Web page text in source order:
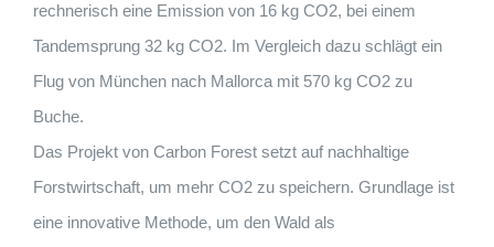
rechnerisch eine Emission von 16 kg CO2, bei einem
Tandemsprung 32 kg CO2. Im Vergleich dazu schlägt ein
Flug von München nach Mallorca mit 570 kg CO2 zu
Buche.
Das Projekt von Carbon Forest setzt auf nachhaltige
Forstwirtschaft, um mehr CO2 zu speichern. Grundlage ist
eine innovative Methode, um den Wald als